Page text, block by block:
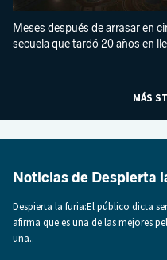
Meses después de arrasar en
secuela que tardó 20 años en
MÁS
Noticias de Despierta
Despierta la furia:El público dicta
afirma que es una de las mejores
una..